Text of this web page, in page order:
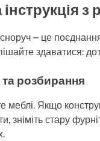
з
– це
здаватися:
розбирання
меблі. Якщо
зніміть стару